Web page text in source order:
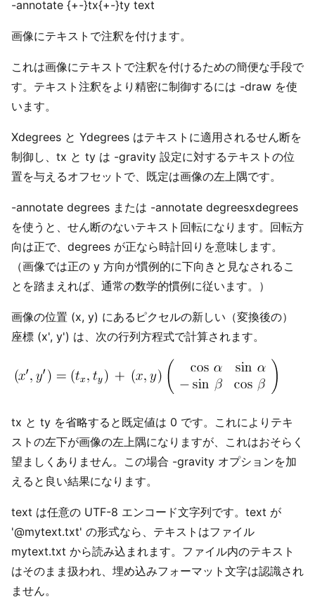
-annotate {+-}tx{+-}ty text
画像にテキストで注釈を付けます。
これは画像にテキストで注釈を付けるための簡便な手段で
す。テキスト注釈をより精密に制御するには -draw を使
います。
Xdegrees と Ydegrees はテキストに適用されるせん断を
制御し、tx と ty は -gravity 設定に対するテキストの位
置を与えるオフセットで、既定は画像の左上隅です。
-annotate degrees または -annotate degreesxdegrees
を使うと、せん断のないテキスト回転になります。回転方
向は正で、degrees が正なら時計回りを意味します。
（画像では正の y 方向が慣例的に下向きと見なされるこ
とを踏まえれば、通常の数学的慣例に従います。）
画像の位置 (x, y) にあるピクセルの新しい（変換後の）
座標 (x', y') は、次の行列方程式で計算されます。
tx と ty を省略すると既定値は 0 です。これによりテキ
ストの左下が画像の左上隅になりますが、これはおそらく
望ましくありません。この場合 -gravity オプションを加
えると良い結果になります。
text は任意の UTF-8 エンコード文字列です。text が
'@mytext.txt' の形式なら、テキストはファイル
mytext.txt から読み込まれます。ファイル内のテキスト
はそのまま扱われ、埋め込みフォーマット文字は認識され
ません。